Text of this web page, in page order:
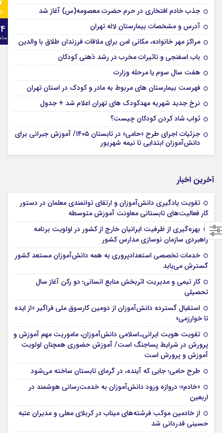
جذب خادم افتخاری در حرم حضرت معصومه(س) آغاز شد
آدرس و مشخصات بیمارستان لاله تهران
مراکز مهر خانواده، مکانی امن برای ملاقات فرزندان طلاق با والدین
باب اسفنجی و تاثیرات مخرب در رشد ذهنی کودکان
هفت سال سوم یا مرحله وزارت
فهرست بیمارستان های مربوط به مادر و کودک در استان تهران
نرخ جدید شهریه مهدکودک های تهران اعلام شد + جدول
ثواب شاد کردن کودکان چیست؟
جزئیات اجرای طرح «حامی» در تابستان ۱۴۰۵/ آموزش جبرانی برای
دانش‌آموزان ابتدایی تا نیمه شهریور
آخرین اخبار
تقویت یادگیری دانش‌آموزان و ارتقای توانمندی معلمان در دستور
کار فعالیت‌های تابستانی معاونت آموزش متوسطه
بهره‌گیری از ظرفیت ایرانیان خارج از کشور در اولویت برنامه
راهبردی سازمان نوسازی مدارس کشور
خدمات تخصصی استعدادپروری به همه دانش‌آموزان مستعد کشور
گسترش می‌یابد
کار تیمی و مدیریت اثربخش منابع انسانی؛ دو رکن آغاز سال
تحصیلی
استقبال گسترده دانش‌آموزان از دومین کارسوق ملی فراگیر «از ایده
تا خوارزمی»
تقویت هویت ایرانی‌ـ‌اسلامی دانش‌آموزان، ماموریت مهم آموزش و
پرورش در شرایط پساجنگ است/ آموزش حضوری همچنان اولویت
آموزش و پرورش است
طرح حامی؛ جایی که آینده، در گرمای تابستان ساخته می‌شود
«خادم»؛ دروازه ورود دانش‌آموزان به خدمت‌رسانی هوشمند در
اربعین
از خادمین موکب فرشته‌های میناب در کربلای معلی و مدیران عتبه
حسینی قدردانی شد